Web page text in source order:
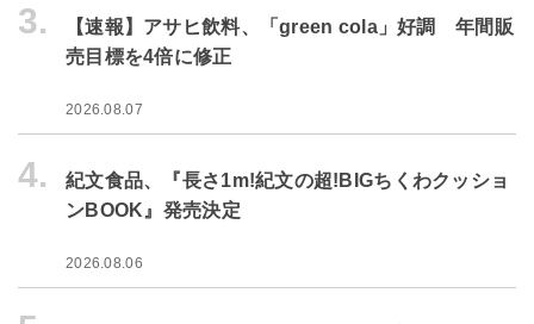
3.
【速報】アサヒ飲料、「green cola」好調 年間販
売目標を4倍に修正
2026.08.07
4.
紀文食品、『長さ1m!紀文の超!BIGちくわクッショ
ンBOOK』発売決定
2026.08.06